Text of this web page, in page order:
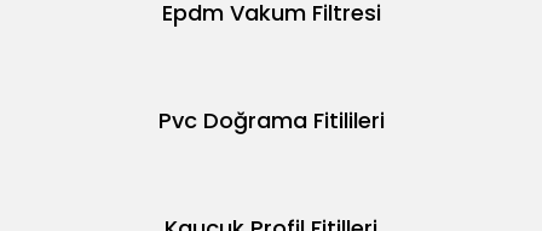
Epdm Vakum Filtresi
Pvc Doğrama Fitilileri